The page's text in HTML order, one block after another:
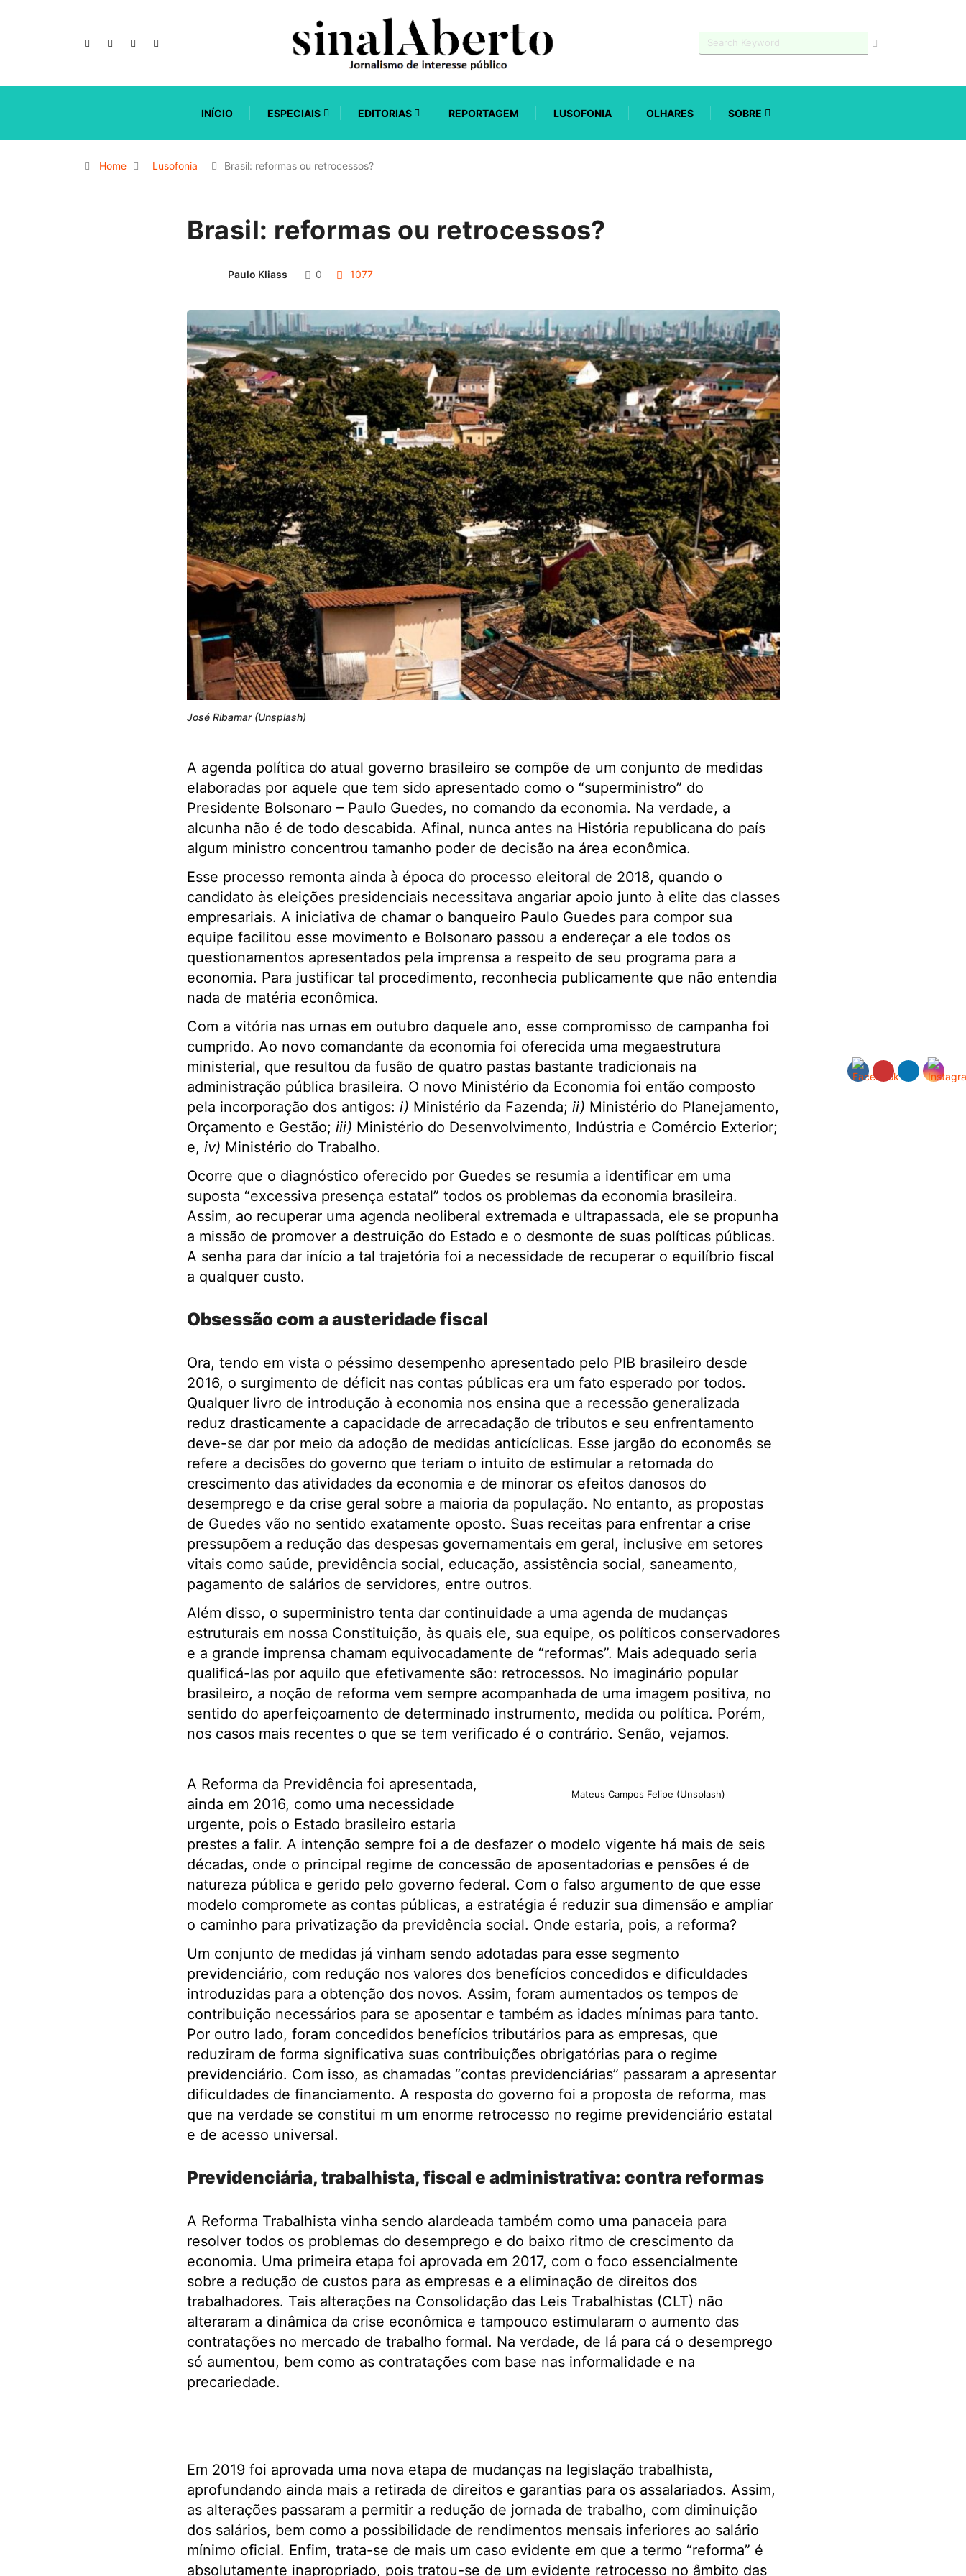
INÍCIO ESPECIAIS EDITORIAS REPORTAGEM LUSOFONIA OLHARES SOBRE
Home Lusofonia Brasil: reformas ou retrocessos?
Brasil: reformas ou retrocessos?
Paulo Kliass 0 1077
José Ribamar (Unsplash)
A agenda política do atual governo brasileiro se compõe de um conjunto de medidas
elaboradas por aquele que tem sido apresentado como o “superministro” do
Presidente Bolsonaro – Paulo Guedes, no comando da economia. Na verdade, a
alcunha não é de todo descabida. Afinal, nunca antes na História republicana do país
algum ministro concentrou tamanho poder de decisão na área econômica.
Esse processo remonta ainda à época do processo eleitoral de 2018, quando o
candidato às eleições presidenciais necessitava angariar apoio junto à elite das classes
empresariais. A iniciativa de chamar o banqueiro Paulo Guedes para compor sua
equipe facilitou esse movimento e Bolsonaro passou a endereçar a ele todos os
questionamentos apresentados pela imprensa a respeito de seu programa para a
economia. Para justificar tal procedimento, reconhecia publicamente que não entendia
nada de matéria econômica.
Com a vitória nas urnas em outubro daquele ano, esse compromisso de campanha foi
cumprido. Ao novo comandante da economia foi oferecida uma megaestrutura
ministerial, que resultou da fusão de quatro pastas bastante tradicionais na
administração pública brasileira. O novo Ministério da Economia foi então composto
pela incorporação dos antigos: i) Ministério da Fazenda; ii) Ministério do Planejamento,
Orçamento e Gestão; iii) Ministério do Desenvolvimento, Indústria e Comércio Exterior;
e, iv) Ministério do Trabalho.
Ocorre que o diagnóstico oferecido por Guedes se resumia a identificar em uma
suposta “excessiva presença estatal” todos os problemas da economia brasileira.
Assim, ao recuperar uma agenda neoliberal extremada e ultrapassada, ele se propunha
a missão de promover a destruição do Estado e o desmonte de suas políticas públicas.
A senha para dar início a tal trajetória foi a necessidade de recuperar o equilíbrio fiscal
a qualquer custo.
Obsessão com a austeridade fiscal
Ora, tendo em vista o péssimo desempenho apresentado pelo PIB brasileiro desde
2016, o surgimento de déficit nas contas públicas era um fato esperado por todos.
Qualquer livro de introdução à economia nos ensina que a recessão generalizada
reduz drasticamente a capacidade de arrecadação de tributos e seu enfrentamento
deve-se dar por meio da adoção de medidas anticíclicas. Esse jargão do economês se
refere a decisões do governo que teriam o intuito de estimular a retomada do
crescimento das atividades da economia e de minorar os efeitos danosos do
desemprego e da crise geral sobre a maioria da população. No entanto, as propostas
de Guedes vão no sentido exatamente oposto. Suas receitas para enfrentar a crise
pressupõem a redução das despesas governamentais em geral, inclusive em setores
vitais como saúde, previdência social, educação, assistência social, saneamento,
pagamento de salários de servidores, entre outros.
Além disso, o superministro tenta dar continuidade a uma agenda de mudanças
estruturais em nossa Constituição, às quais ele, sua equipe, os políticos conservadores
e a grande imprensa chamam equivocadamente de “reformas”. Mais adequado seria
qualificá-las por aquilo que efetivamente são: retrocessos. No imaginário popular
brasileiro, a noção de reforma vem sempre acompanhada de uma imagem positiva, no
sentido do aperfeiçoamento de determinado instrumento, medida ou política. Porém,
nos casos mais recentes o que se tem verificado é o contrário. Senão, vejamos.
Mateus Campos Felipe (Unsplash)
A Reforma da Previdência foi apresentada,
ainda em 2016, como uma necessidade
urgente, pois o Estado brasileiro estaria
prestes a falir. A intenção sempre foi a de desfazer o modelo vigente há mais de seis
décadas, onde o principal regime de concessão de aposentadorias e pensões é de
natureza pública e gerido pelo governo federal. Com o falso argumento de que esse
modelo compromete as contas públicas, a estratégia é reduzir sua dimensão e ampliar
o caminho para privatização da previdência social. Onde estaria, pois, a reforma?
Um conjunto de medidas já vinham sendo adotadas para esse segmento
previdenciário, com redução nos valores dos benefícios concedidos e dificuldades
introduzidas para a obtenção dos novos. Assim, foram aumentados os tempos de
contribuição necessários para se aposentar e também as idades mínimas para tanto.
Por outro lado, foram concedidos benefícios tributários para as empresas, que
reduziram de forma significativa suas contribuições obrigatórias para o regime
previdenciário. Com isso, as chamadas “contas previdenciárias” passaram a apresentar
dificuldades de financiamento. A resposta do governo foi a proposta de reforma, mas
que na verdade se constitui m um enorme retrocesso no regime previdenciário estatal
e de acesso universal.
Previdenciária, trabalhista, fiscal e administrativa: contra reformas
A Reforma Trabalhista vinha sendo alardeada também como uma panaceia para
resolver todos os problemas do desemprego e do baixo ritmo de crescimento da
economia. Uma primeira etapa foi aprovada em 2017, com o foco essencialmente
sobre a redução de custos para as empresas e a eliminação de direitos dos
trabalhadores. Tais alterações na Consolidação das Leis Trabalhistas (CLT) não
alteraram a dinâmica da crise econômica e tampouco estimularam o aumento das
contratações no mercado de trabalho formal. Na verdade, de lá para cá o desemprego
só aumentou, bem como as contratações com base nas informalidade e na
precariedade.
Em 2019 foi aprovada uma nova etapa de mudanças na legislação trabalhista,
aprofundando ainda mais a retirada de direitos e garantias para os assalariados. Assim,
as alterações passaram a permitir a redução de jornada de trabalho, com diminuição
dos salários, bem como a possibilidade de rendimentos mensais inferiores ao salário
mínimo oficial. Enfim, trata-se de mais um caso evidente em que a termo “reforma” é
absolutamente inapropriado, pois tratou-se de um evidente retrocesso no âmbito das